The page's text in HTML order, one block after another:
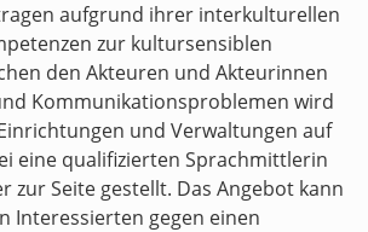
aufgrund ihrer interkulturellen
zur kultursensiblen
den Akteuren und Akteurinnen
Kommunikationsproblemen wird
und Verwaltungen auf
eine qualifizierten Sprachmittlerin
zur Seite gestellt. Das Angebot kann
Interessierten gegen einen